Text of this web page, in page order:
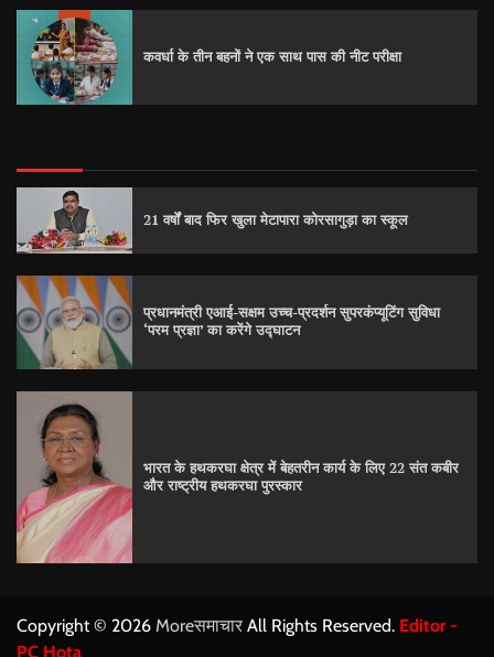
कवर्धा के तीन बहनों ने एक साथ पास की नीट परीक्षा
21 वर्षों बाद फिर खुला मेटापारा कोरसागुड़ा का स्कूल
प्रधानमंत्री एआई-सक्षम उच्च-प्रदर्शन सुपरकंप्यूटिंग सुविधा
‘परम प्रज्ञा’ का करेंगे उद्घाटन
भारत के हथकरघा क्षेत्र में बेहतरीन कार्य के लिए 22 संत कबीर
और राष्ट्रीय हथकरघा पुरस्कार
Copyright © 2026 Moreसमाचार All Rights Reserved. Editor -
PC Hota